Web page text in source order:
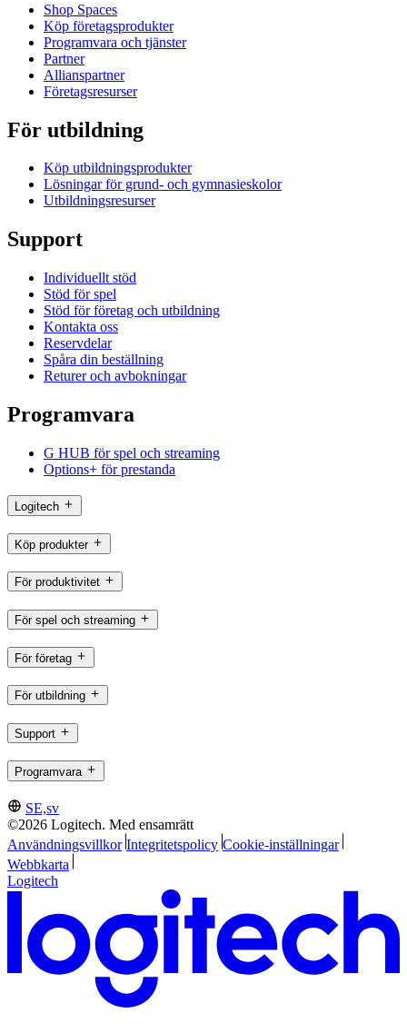
Shop Spaces
Köp företagsprodukter
Programvara och tjänster
Partner
Allianspartner
Företagsresurser
För utbildning
Köp utbildningsprodukter
Lösningar för grund- och gymnasieskolor
Utbildningsresurser
Support
Individuellt stöd
Stöd för spel
Stöd för företag och utbildning
Kontakta oss
Reservdelar
Spåra din beställning
Returer och avbokningar
Programvara
G HUB för spel och streaming
Options+ för prestanda
Logitech
Köp produkter
För produktivitet
För spel och streaming
För företag
För utbildning
Support
Programvara
SE,sv
©2026 Logitech. Med ensamrätt
Användningsvillkor Integritetspolicy Cookie-inställningar
Webbkarta
Logitech